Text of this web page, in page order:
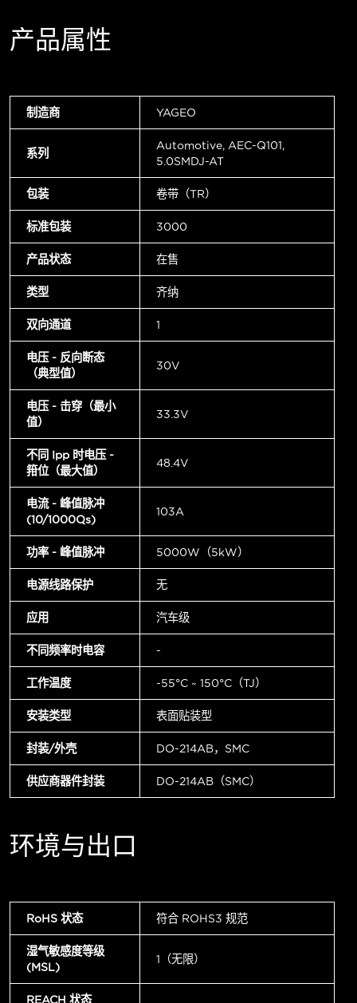
产品属性
制造商 YAGEO
系列
Automotive, AEC-Q101,
5.0SMDJ-AT
包装 卷带（TR）
标准包装 3000
产品状态 在售
类型 齐纳
双向通道 1
电压 - 反向断态
（典型值）
30V
电压 - 击穿（最小
值）
33.3V
不同 Ipp 时电压 -
箝位（最大值）
48.4V
电流 - 峰值脉冲
(10/1000µs)
103A
功率 - 峰值脉冲 5000W（5kW）
电源线路保护 无
应用 汽车级
不同频率时电容 -
工作温度 -55°C ~ 150°C（TJ）
安装类型 表面贴装型
封装/外壳 DO-214AB，SMC
供应商器件封装 DO-214AB（SMC）
环境与出口
RoHS 状态 符合 ROHS3 规范
湿气敏感度等级
(MSL)
1（无限）
REACH 状态